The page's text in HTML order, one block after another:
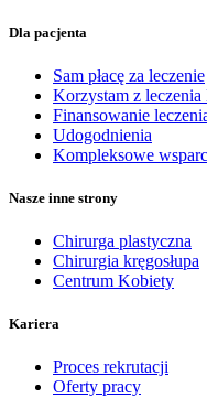
Dla pacjenta
Sam płacę za leczenie
Korzystam z
Finansowanie
Udogodnienia
Kompleksowe
Nasze inne strony
Chirurga plastyczna
Chirurgia kręgosłupa
Centrum Kobiety
Kariera
Proces rekrutacji
Oferty pracy